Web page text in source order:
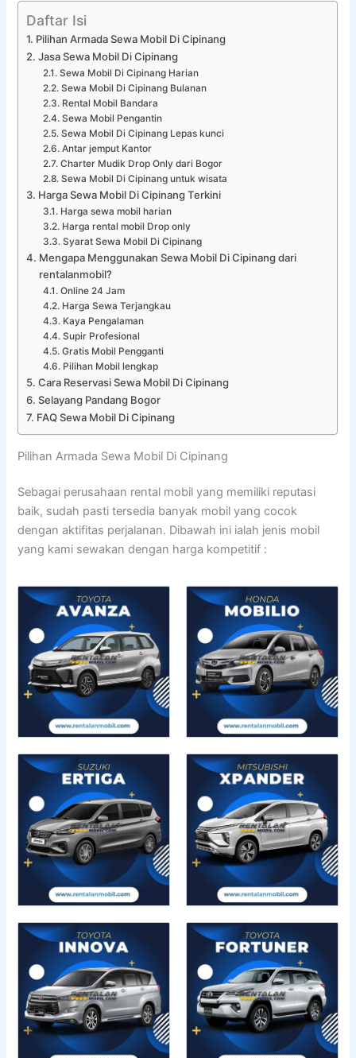
Daftar Isi
Pilihan Armada Sewa Mobil Di Cipinang
Jasa Sewa Mobil Di Cipinang
Sewa Mobil Di Cipinang Harian
Sewa Mobil Di Cipinang Bulanan
Rental Mobil Bandara
Sewa Mobil Pengantin
Sewa Mobil Di Cipinang Lepas kunci
Antar jemput Kantor
Charter Mudik Drop Only dari Bogor
Sewa Mobil Di Cipinang untuk wisata
Harga Sewa Mobil Di Cipinang Terkini
Harga sewa mobil harian
Harga rental mobil Drop only
Syarat Sewa Mobil Di Cipinang
Mengapa Menggunakan Sewa Mobil Di Cipinang dari
rentalanmobil?
Online 24 Jam
Harga Sewa Terjangkau
Kaya Pengalaman
Supir Profesional
Gratis Mobil Pengganti
Pilihan Mobil lengkap
Cara Reservasi Sewa Mobil Di Cipinang
Selayang Pandang Bogor
FAQ Sewa Mobil Di Cipinang
Pilihan Armada Sewa Mobil Di Cipinang
Sebagai perusahaan rental mobil yang memiliki reputasi
baik, sudah pasti tersedia banyak mobil yang cocok
dengan aktifitas perjalanan. Dibawah ini ialah jenis mobil
yang kami sewakan dengan harga kompetitif :